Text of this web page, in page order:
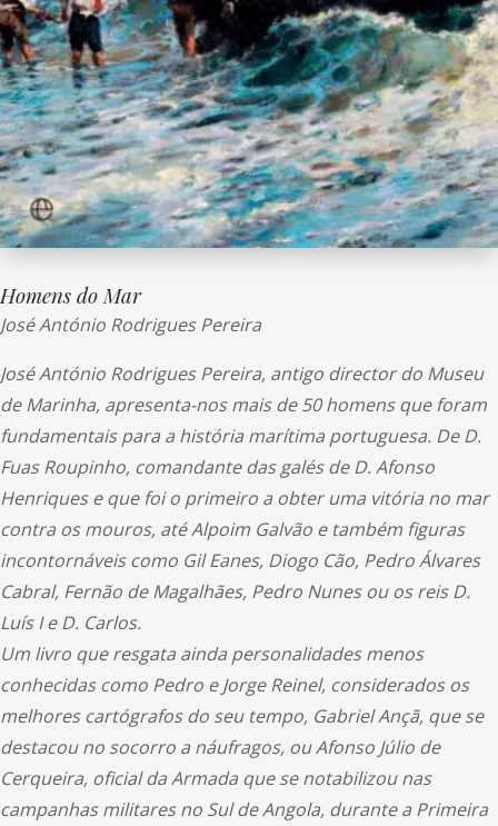
Homens do Mar
José António Rodrigues Pereira
José António Rodrigues Pereira, antigo director do Museu
de Marinha, apresenta-nos mais de 50 homens que foram
fundamentais para a história marítima portuguesa. De D.
Fuas Roupinho, comandante das galés de D. Afonso
Henriques e que foi o primeiro a obter uma vitória no mar
contra os mouros, até Alpoim Galvão e também figuras
incontornáveis como Gil Eanes, Diogo Cão, Pedro Álvares
Cabral, Fernão de Magalhães, Pedro Nunes ou os reis D.
Luís I e D. Carlos.
Um livro que resgata ainda personalidades menos
conhecidas como Pedro e Jorge Reinel, considerados os
melhores cartógrafos do seu tempo, Gabriel Ançã, que se
destacou no socorro a náufragos, ou Afonso Júlio de
Cerqueira, oficial da Armada que se notabilizou nas
campanhas militares no Sul de Angola, durante a Primeira